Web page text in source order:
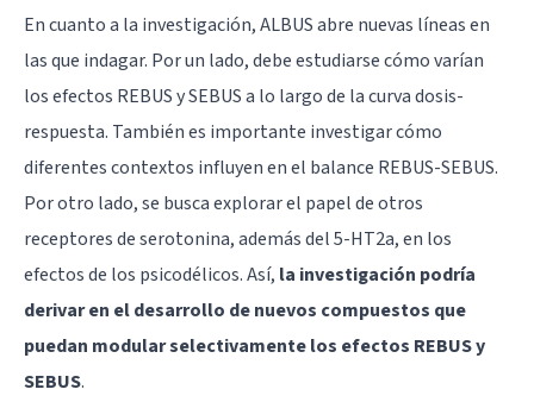
En cuanto a la investigación, ALBUS abre nuevas líneas en
las que indagar. Por un lado, debe estudiarse cómo varían
los efectos REBUS y SEBUS a lo largo de la curva dosis-
respuesta. También es importante investigar cómo
diferentes contextos influyen en el balance REBUS-SEBUS.
Por otro lado, se busca explorar el papel de otros
receptores de serotonina, además del 5-HT2a, en los
efectos de los psicodélicos. Así, la investigación podría
derivar en el desarrollo de nuevos compuestos que
puedan modular selectivamente los efectos REBUS y
SEBUS.